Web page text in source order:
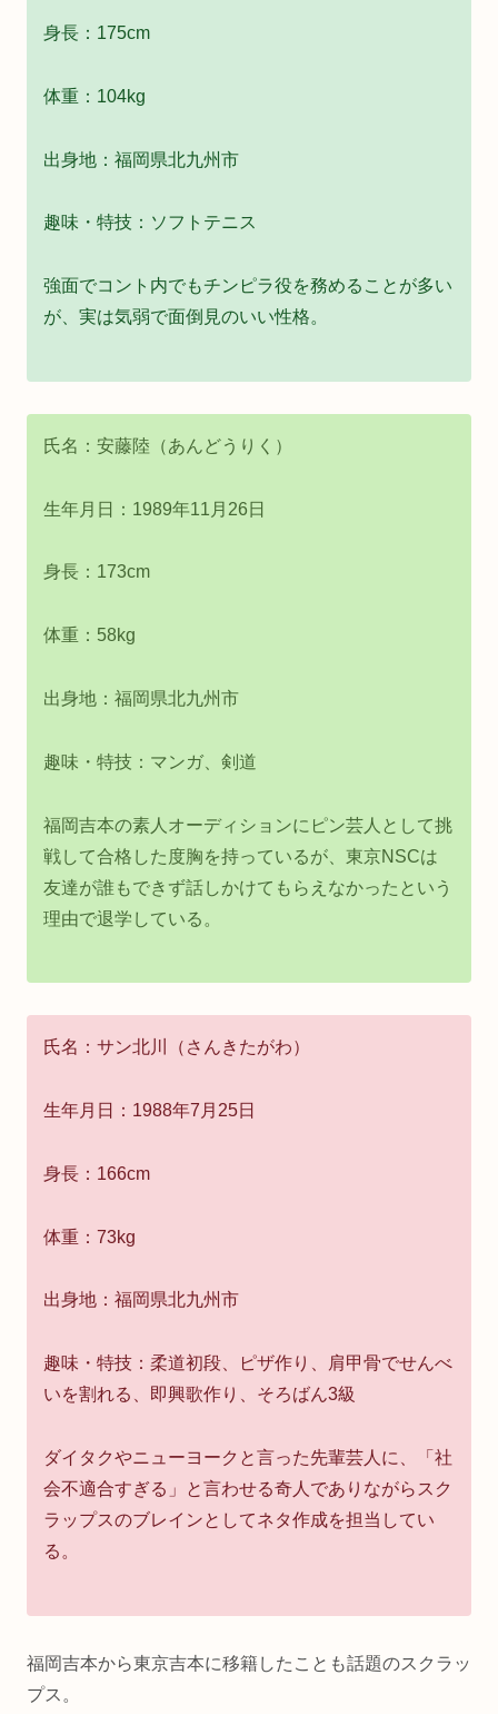
身長：175cm
体重：104kg
出身地：福岡県北九州市
趣味・特技：ソフトテニス
強面でコント内でもチンピラ役を務めることが多い
が、実は気弱で面倒見のいい性格。
氏名：安藤陸（あんどうりく）
生年月日：1989年11月26日
身長：173cm
体重：58kg
出身地：福岡県北九州市
趣味・特技：マンガ、剣道
福岡吉本の素人オーディションにピン芸人として挑
戦して合格した度胸を持っているが、東京NSCは
友達が誰もできず話しかけてもらえなかったという
理由で退学している。
氏名：サン北川（さんきたがわ）
生年月日：1988年7月25日
身長：166cm
体重：73kg
出身地：福岡県北九州市
趣味・特技：柔道初段、ピザ作り、肩甲骨でせんべ
いを割れる、即興歌作り、そろばん3級
ダイタクやニューヨークと言った先輩芸人に、「社
会不適合すぎる」と言わせる奇人でありながらスク
ラップスのブレインとしてネタ作成を担当してい
る。
福岡吉本から東京吉本に移籍したことも話題のスクラッ
プス。